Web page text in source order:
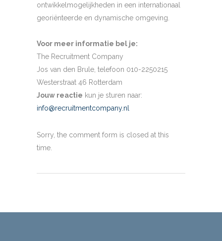
ontwikkelmogelijkheden in een internationaal
georiënteerde en dynamische omgeving.
Voor meer informatie bel je:
The Recruitment Company
Jos van den Brule, telefoon 010-2250215
Westerstraat 46 Rotterdam
Jouw reactie kun je sturen naar:
info@recruitmentcompany.nl
Sorry, the comment form is closed at this
time.